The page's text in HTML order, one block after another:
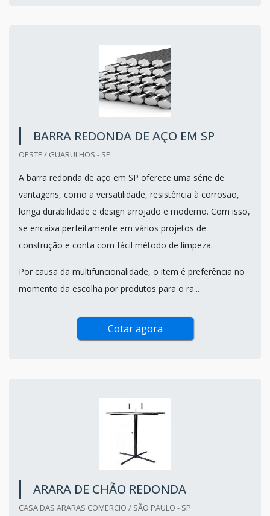
BARRA REDONDA DE AÇO EM SP
OESTE / GUARULHOS - SP
A barra redonda de aço em SP oferece uma série de
vantagens, como a versatilidade, resistência à corrosão,
longa durabilidade e design arrojado e moderno. Com isso,
se encaixa perfeitamente em vários projetos de
construção e conta com fácil método de limpeza.
Por causa da multifuncionalidade, o item é preferência no
momento da escolha por produtos para o ra...
Cotar agora
ARARA DE CHÃO REDONDA
CASA DAS ARARAS COMERCIO / SÃO PAULO - SP